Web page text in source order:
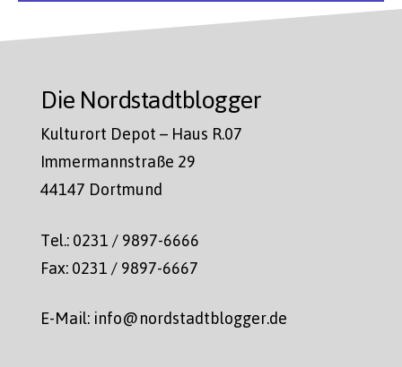
Die Nordstadtblogger
Kulturort Depot – Haus R.07
Immermannstraße 29
44147 Dortmund
Tel.: 0231 / 9897-6666
Fax: 0231 / 9897-6667
E-Mail: info@nordstadtblogger.de